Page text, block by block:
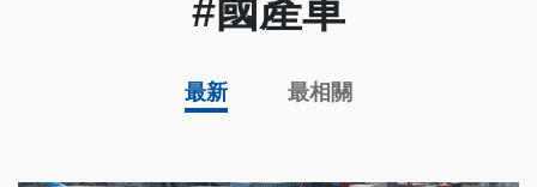
#國產車
最新 最相關